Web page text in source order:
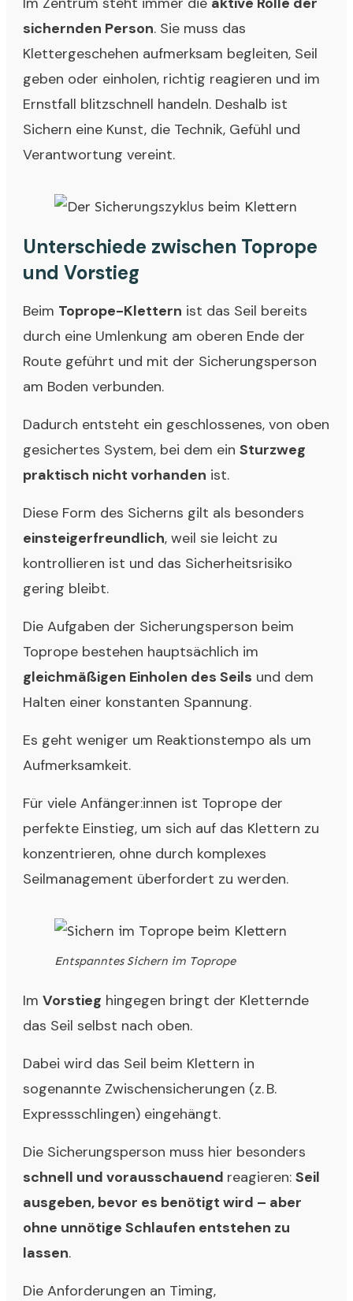
sichernden Person. Sie muss das
Klettergeschehen aufmerksam begleiten, Seil
geben oder einholen, richtig reagieren und im
Ernstfall blitzschnell handeln. Deshalb ist
Sichern eine Kunst, die Technik, Gefühl und
Verantwortung vereint.
Unterschiede zwischen Toprope
und Vorstieg
Beim Toprope-Klettern ist das Seil bereits
durch eine Umlenkung am oberen Ende der
Route geführt und mit der Sicherungsperson
am Boden verbunden.
Dadurch entsteht ein geschlossenes, von oben
gesichertes System, bei dem ein Sturzweg
praktisch nicht vorhanden ist.
Diese Form des Sicherns gilt als besonders
einsteigerfreundlich, weil sie leicht zu
kontrollieren ist und das Sicherheitsrisiko
gering bleibt.
Die Aufgaben der Sicherungsperson beim
Toprope bestehen hauptsächlich im
gleichmäßigen Einholen des Seils und dem
Halten einer konstanten Spannung.
Es geht weniger um Reaktionstempo als um
Aufmerksamkeit.
Für viele Anfänger:innen ist Toprope der
perfekte Einstieg, um sich auf das Klettern zu
konzentrieren, ohne durch komplexes
Seilmanagement überfordert zu werden.
Entspanntes Sichern im Toprope
Im Vorstieg hingegen bringt der Kletternde
das Seil selbst nach oben.
Dabei wird das Seil beim Klettern in
sogenannte Zwischensicherungen (z. B.
Expressschlingen) eingehängt.
Die Sicherungsperson muss hier besonders
schnell und vorausschauend reagieren: Seil
ausgeben, bevor es benötigt wird – aber
ohne unnötige Schlaufen entstehen zu
lassen.
Die Anforderungen an Timing,